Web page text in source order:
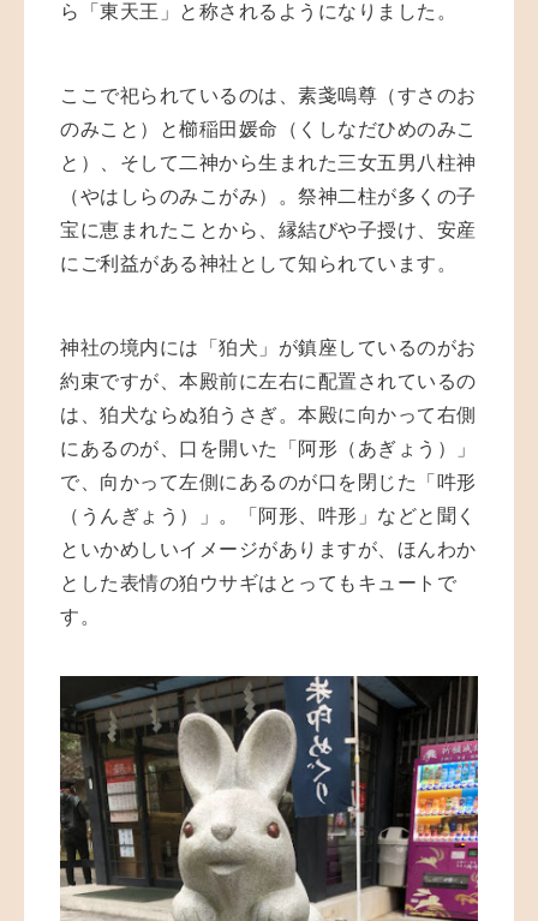
ら「東天王」と称されるようになりました。
ここで祀られているのは、素戔嗚尊（すさのお
のみこと）と櫛稲田媛命（くしなだひめのみこ
と）、そして二神から生まれた三女五男八柱神
（やはしらのみこがみ）。祭神二柱が多くの子
宝に恵まれたことから、縁結びや子授け、安産
にご利益がある神社として知られています。
神社の境内には「狛犬」が鎮座しているのがお
約束ですが、本殿前に左右に配置されているの
は、狛犬ならぬ狛うさぎ。本殿に向かって右側
にあるのが、口を開いた「阿形（あぎょう）」
で、向かって左側にあるのが口を閉じた「吽形
（うんぎょう）」。「阿形、吽形」などと聞く
といかめしいイメージがありますが、ほんわか
とした表情の狛ウサギはとってもキュートで
す。